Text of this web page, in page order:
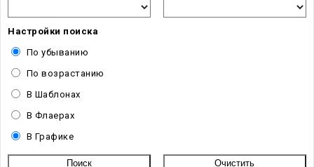
Настройки поиска
По убыванию
По возрастанию
В Шаблонах
В Флаерах
В Графике